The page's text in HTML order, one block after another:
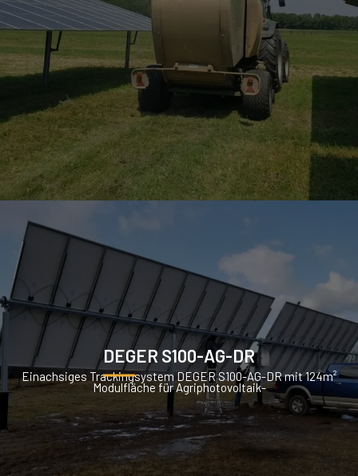
DEGER S100-AG-DR
Einachsiges Trackingsystem DEGER S100-AG-DR mit 124m²
Modulfläche für Agriphotovoltaik-